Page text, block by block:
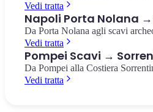
Vedi tratta
Napoli Porta Nolana
Da Porta Nolana agli scavi
Vedi tratta
Pompei Scavi →
Da Pompei alla Costiera
Vedi tratta